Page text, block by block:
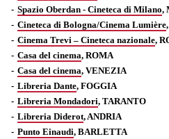
Spazio Oberdan - Cineteca di Milano,
Cineteca di Bologna/Cinema Lumière
Cinema Trevi – Cineteca nazionale,
Casa del cinema, ROMA
Casa del cinema, VENEZIA
Libreria Dante, FOGGIA
Libreria Mondadori, TARANTO
Libreria Diderot, ANDRIA
Punto Einaudi, BARLETTA